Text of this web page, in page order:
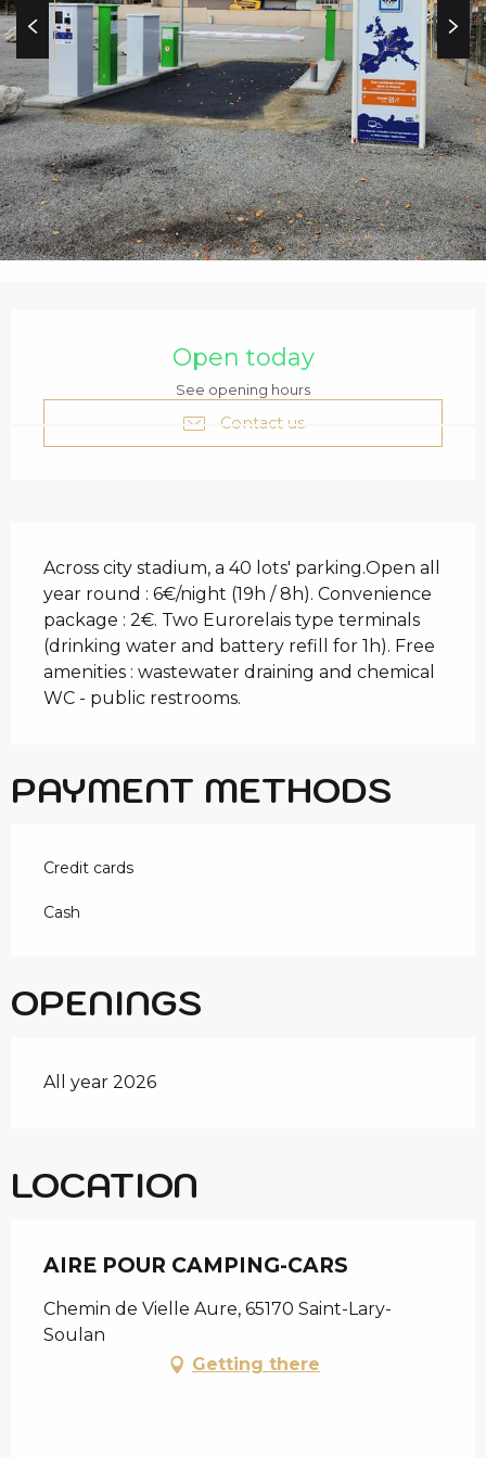
a
l
Open today
See opening hours
Contact us
Across city stadium, a 40 lots' parking.Open all
year round : 6€/night (19h / 8h). Convenience
package : 2€. Two Eurorelais type terminals
(drinking water and battery refill for 1h). Free
amenities : wastewater draining and chemical
WC - public restrooms.
PAYMENT METHODS
Credit cards
Cash
OPENINGS
All year 2026
LOCATION
AIRE POUR CAMPING-CARS
Chemin de Vielle Aure, 65170 Saint-Lary-
Soulan
Getting there